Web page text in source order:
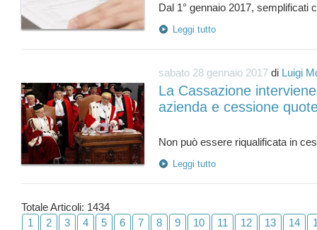
Leggi tutto
sabato 28 gennaio 2017 di Luigi
La Cassazione
azienda e cessione
Leggi tutto
Totale Articoli: 1434
1
2 3 4 5 6 7 8 9 10 11 12 13 14